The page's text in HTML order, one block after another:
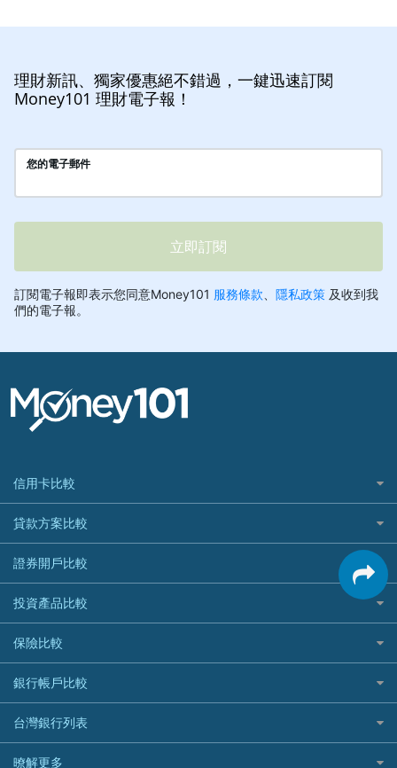
理財新訊、獨家優惠絕不錯過，一鍵迅速訂閱
Money101 理財電子報！
信用卡比較
信用卡情境類別推薦
所有信用卡
精選推薦
國內外現金回饋
繳稅優惠
航空哩程回饋
加油優惠
分期零利率優惠
首刷禮優惠
貸款方案比較
快速線上貸款推薦
最完整貸款資訊一次看
繳稅貸款
貸款計算機
車貸計算機
精選貸款推薦
信貸利率比較
一般個人貸款
優質客戶貸款
證券開戶比較
台股證券戶
美股證券戶
投資產品比較
機器人投資
加密貨幣
外幣定存
保險比較
住宅險
汽車保險
機車保險
寵物險
銀行帳戶比較
財富管理帳戶
數位存款帳戶
台灣銀行列表
銀行與合作機構列表
暸解更多